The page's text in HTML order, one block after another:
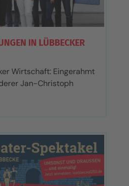
IN LÜBBECKER
Wirtschaft: Eingerahmt
Jan-Christoph